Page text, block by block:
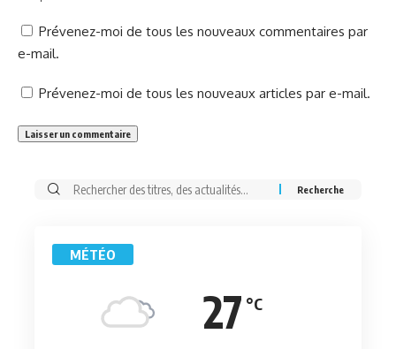
Prévenez-moi de tous les nouveaux commentaires par
e-mail.
Prévenez-moi de tous les nouveaux articles par e-mail.
Rechercher:
MÉTÉO
27 °C